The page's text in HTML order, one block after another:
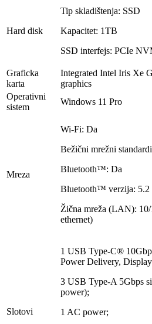
Hard disk
Tip skladištenja: SSD
Kapacitet: 1TB
SSD interfejs: PCIe
Graficka
karta
Integrated Intel Iris Xe
graphics
Operativni
sistem
Windows 11 Pro
Mreza
Wi-Fi: Da
Bežični mrežni
Bluetooth™: Da
Bluetooth™ verzija: 5.2
Žična mreža (LAN):
ethernet)
Slotovi
1 USB Type-C®
Power Delivery,
3 USB Type-A 5Gbps
power);
1 AC power;